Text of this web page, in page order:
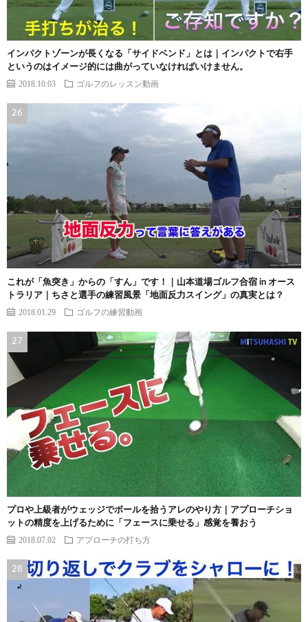
インパクトゾーンが長くなる「サイドベンド」とは｜インパクトで右手
というのはイメージ的には曲がっていなければいけません。
2018.10.03 ゴルフのレッスン動画
これが「魚突き」からの「すん」です！｜山本道場ゴルフ合宿 in オース
トラリア｜ちさと選手の練習風景「地面反力スイング」の真実とは？
2018.01.29 ゴルフの練習動画
プロや上級者がウェッジでボールを拾うアレのやり方｜アプローチショ
ットの精度を上げるために「フェースに乗せる」感覚を養おう
2018.07.02 アプローチの打ち方